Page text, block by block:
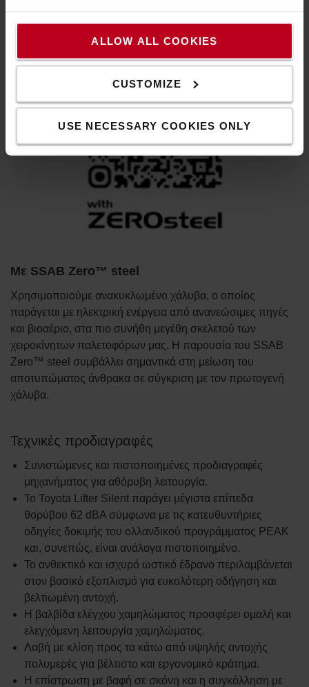
ALLOW ALL COOKIES
CUSTOMIZE
USE NECESSARY COOKIES ONLY
Με SSAB Zero™ steel
Χρησιμοποιούμε ανακυκλωμένο χάλυβα, ο οποίος
παράγεται με ηλεκτρική ενέργεια από ανανεώσιμες πηγές
και βιοαέριο, στα πιο συνήθη μεγέθη σκελετού των
χειροκίνητων παλετοφόρων μας. Η παρουσία του SSAB
Zero™ steel συμβάλλει σημαντικά στη μείωση του
αποτυπώματος άνθρακα σε σύγκριση με τον πρωτογενή
χάλυβα.
Τεχνικές προδιαγραφές
Συνιστώμενες και πιστοποιημένες προδιαγραφές
μηχανήματος για αθόρυβη λειτουργία.
Το Toyota Lifter Silent παράγει μέγιστα επίπεδα
θορύβου 62 dBA σύμφωνα με τις κατευθυντήριες
οδηγίες δοκιμής του ολλανδικού προγράμματος PEAK
και, συνεπώς, είναι ανάλογα πιστοποιημένο.
Το ανθεκτικό και ισχυρό ωστικό έδρανο περιλαμβάνεται
στον βασικό εξοπλισμό για ευκολότερη οδήγηση και
βελτιωμένη αντοχή.
Η βαλβίδα ελέγχου χαμηλώματος προσφέρει ομαλή και
ελεγχόμενη λειτουργία χαμηλώματος.
Λαβή με κλίση προς τα κάτω από υψηλής αντοχής
πολυμερές για βέλτιστο και εργονομικό κράτημα.
Η επίστρωση με βαφή σε σκόνη και η συγκόλληση με